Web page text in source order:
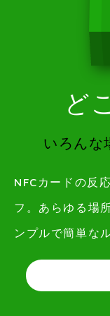
ど
いろんな
NFCカードの反
フ。あらゆる場
ンプルで簡単な